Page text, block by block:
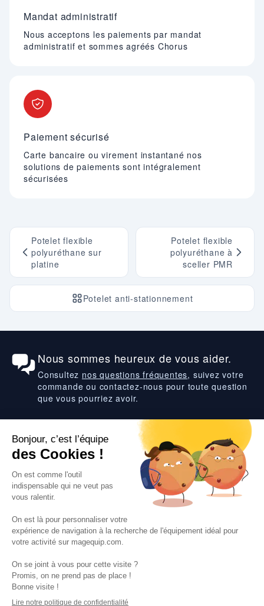
Mandat administratif
Nous acceptons les paiements par mandat
administratif et sommes agréés Chorus
Paiement sécurisé
Carte bancaire ou virement instantané nos
solutions de paiements sont intégralement
sécurisées
Potelet flexible
polyuréthane sur
platine
Potelet anti-stationnement
Potelet flexible
polyuréthane à
sceller PMR
Nous sommes heureux de vous aider.
Consultez nos questions fréquentes, suivez votre
commande ou contactez-nous pour toute question
que vous pourriez avoir.
Suivez-nous
VOS SERVICES
VOS DEMANDES
NOTRE SOCIETE